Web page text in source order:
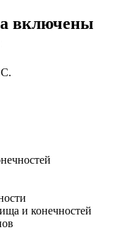
включены
и конечностей